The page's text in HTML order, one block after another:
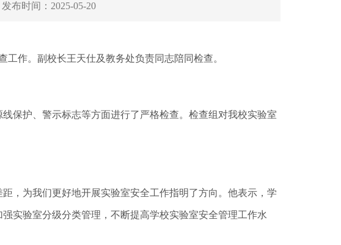
发布时间： 2025-05-20
作。副校长王天仕及教务处负责同志陪同检查。
护、警示标志等方面进行了严格检查。检查组对我校实验室
为我们更好地开展实验室安全工作指明了方向。他表示，学
实验室分级分类管理，不断提高学校实验室安全管理工作水